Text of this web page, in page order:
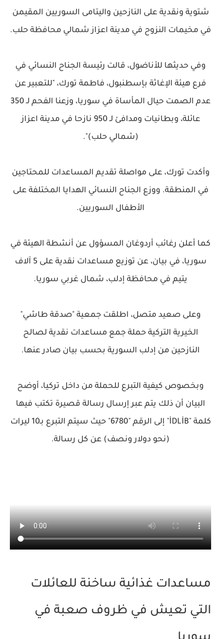
شتوية ونقدية على النازحين واليتامى السوريين المقيمن
في مخيمات النزوح في مدينة اعزاز شمالي محافظة حلب.
وفي حديثها للأناضول، قالت رئيسة الجناح النسائي في
فرع هيئة الإغاثة بإسطنبول، فاطمة تورك، "للتعبير عن
عدم الصمت حيال المأساة في سوريا، وزعنا الفحم لـ 350
عائلة، وبطانيات ومدافئ لـ 950 نازحا في مدينة اعزاز
(شمالي حلب)".
وأكدت تورك، على مواصلة تقديم المساعدات للمحتاجين
في المنطقة. ووزع الجناح النسائي الهدايا المختلفة على
الأطفال السوريين.
كما أعلن رغائب أردوغان المسؤول عن أنشطة الهيئة في
سوريا، في بيان، عن توزيع مساعدات نقدية على 5 آلاف
يتيم في محافظة إدلب، شمال غربي سوريا.
وعلى صعيد متصل، اطلقت جمعية "صدقة طاشي"
الخيرية التركية حملة جمع مساعدات نقدية لصالح
النازحين من إدلب السورية بحسب بيان صادر عنها.
وبخصوص كيفية التبرع للحملة من داخل تركيا، أوضح
البيان أن ذلك يتم عبر إرسال رسالة قصيرة تكتب فيها
كلمة "İDLİB" إلى الرقم "6780" حيث سيتم التبرع بـ10 ليرات
(نحو دولار ونصف) عن كل رسالة.
مساعدات غذائية ساخنة للعائلات
التي تعيش في ظروف صعبة في